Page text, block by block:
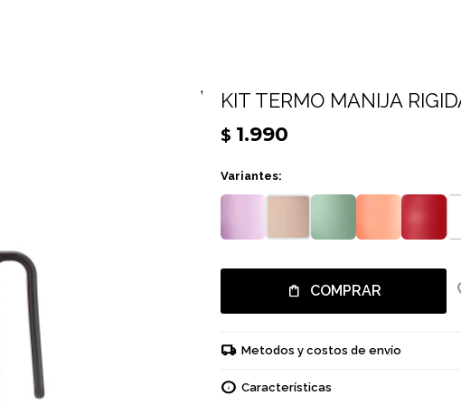
KIT TERMO MANIJA
$ 1.990
Variantes:
COMPRAR
Metodos y costos de envío
Características